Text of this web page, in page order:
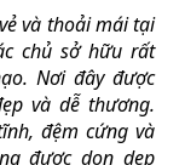
và thoải mái tại
chủ sở hữu rất
Nơi đây được
và dễ thương.
đệm cứng và
được dọn dẹp